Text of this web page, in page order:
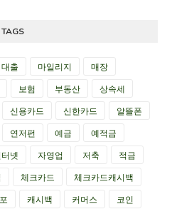
TAGS
대출 마일리지
매장
보험 부동산
상속세
신용카드 신한카드
알뜰폰
연저펀 예금
예적금
넷 자영업 저축
적금
체크카드
체크카드캐시백
캐시백 커머스
코인